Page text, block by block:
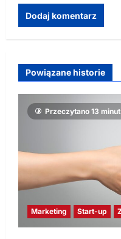
Powiązane historie
Przeczytano 13 minut
Marketing Start-up